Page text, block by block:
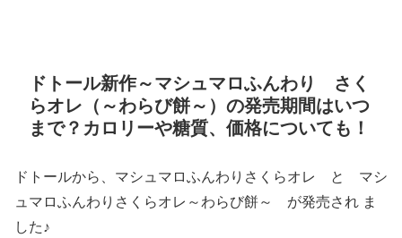
ドトール新作～マシュマロふんわり さく
らオレ（～わらび餅～）の発売期間はいつ
まで？カロリーや糖質、価格についても！
ドトールから、マシュマロふんわりさくらオレ と マシ
ュマロふんわりさくらオレ～わらび餅～ が発売され ま
した♪